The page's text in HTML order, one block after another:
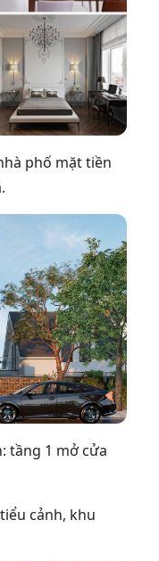
phố mặt tiền
tầng 1 mở cửa
cảnh, khu